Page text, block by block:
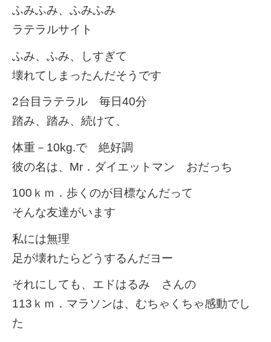
ふみふみ、ふみふみ
ラテラルサイト
ふみ、ふみ、しすぎて
壊れてしまったんだそうです
2台目ラテラル 毎日40分
踏み、踏み、続けて、
体重－10kg.で 絶好調
彼の名は、Mr．ダイエットマン おだっち
100ｋｍ．歩くのが目標なんだって
そんな友達がいます
私には無理
足が壊れたらどうするんだヨー
それにしても、エドはるみ さんの
113ｋｍ．マラソンは、むちゃくちゃ感動でし
た